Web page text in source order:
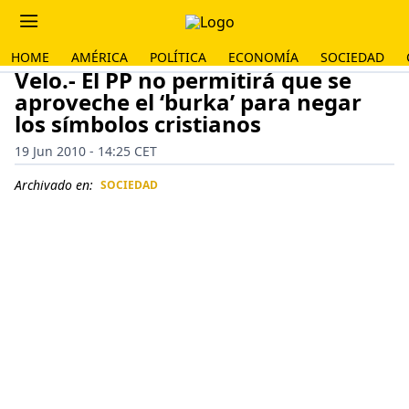
HOME AMÉRICA POLÍTICA ECONOMÍA SOCIEDAD
Velo.- El PP no permitirá que se
aproveche el ‘burka’ para negar
los símbolos cristianos
19 Jun 2010 - 14:25 CET
Archivado en: SOCIEDAD